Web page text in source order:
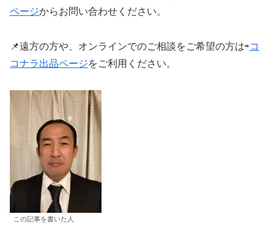
ページからお問い合わせください。
📌遠方の方や、オンラインでのご相談をご希望の方は⇨コ
コナラ出品ページをご利用ください。
この記事を書いた人